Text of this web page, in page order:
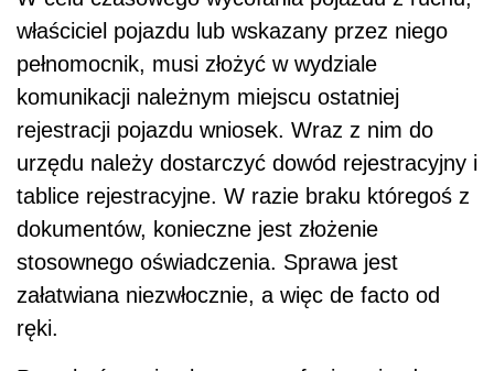
właściciel pojazdu lub wskazany przez niego
pełnomocnik, musi złożyć w wydziale
komunikacji należnym miejscu ostatniej
rejestracji pojazdu wniosek. Wraz z nim do
urzędu należy dostarczyć dowód rejestracyjny i
tablice rejestracyjne. W razie braku któregoś z
dokumentów, konieczne jest złożenie
stosownego oświadczenia. Sprawa jest
załatwiana niezwłocznie, a więc de facto od
ręki.